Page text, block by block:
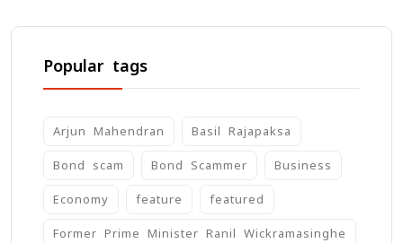
Popular tags
Arjun Mahendran Basil Rajapaksa
Bond scam Bond Scammer Business
Economy feature featured
Former Prime Minister Ranil Wickramasinghe